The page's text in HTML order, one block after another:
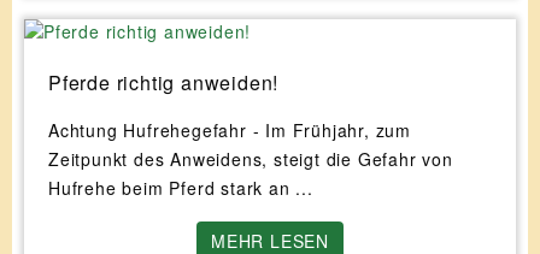
Pferde richtig anweiden!
Achtung Hufrehegefahr - Im Frühjahr, zum
Zeitpunkt des Anweidens, steigt die Gefahr von
Hufrehe beim Pferd stark an ...
MEHR LESEN